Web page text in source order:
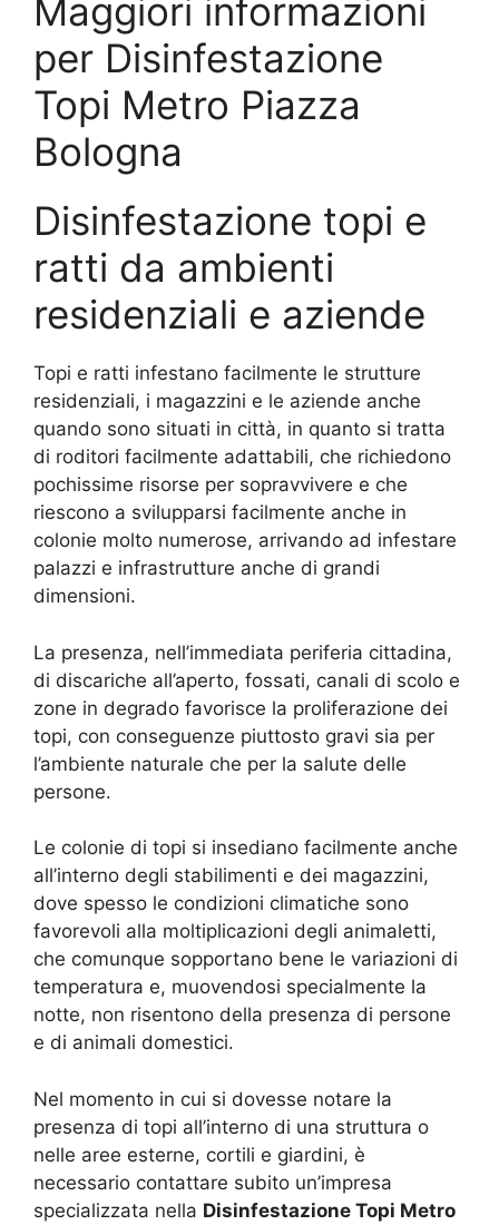
Maggiori informazioni
per Disinfestazione
Topi Metro Piazza
Bologna
Disinfestazione topi e
ratti da ambienti
residenziali e aziende
Topi e ratti infestano facilmente le strutture
residenziali, i magazzini e le aziende anche
quando sono situati in città, in quanto si tratta
di roditori facilmente adattabili, che richiedono
pochissime risorse per sopravvivere e che
riescono a svilupparsi facilmente anche in
colonie molto numerose, arrivando ad infestare
palazzi e infrastrutture anche di grandi
dimensioni.
La presenza, nell’immediata periferia cittadina,
di discariche all’aperto, fossati, canali di scolo e
zone in degrado favorisce la proliferazione dei
topi, con conseguenze piuttosto gravi sia per
l’ambiente naturale che per la salute delle
persone.
Le colonie di topi si insediano facilmente anche
all’interno degli stabilimenti e dei magazzini,
dove spesso le condizioni climatiche sono
favorevoli alla moltiplicazioni degli animaletti,
che comunque sopportano bene le variazioni di
temperatura e, muovendosi specialmente la
notte, non risentono della presenza di persone
e di animali domestici.
Nel momento in cui si dovesse notare la
presenza di topi all’interno di una struttura o
nelle aree esterne, cortili e giardini, è
necessario contattare subito un’impresa
specializzata nella Disinfestazione Topi Metro